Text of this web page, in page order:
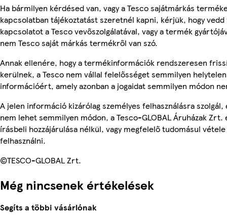
Ha bármilyen kérdésed van, vagy a Tesco sajátmárkás
kapcsolatban tájékoztatást szeretnél kapni, kérjük, hogy vedd
kapcsolatot a Tesco vevőszolgálatával, vagy a termék
nem Tesco saját márkás termékről van szó.
Annak ellenére, hogy a termékinformációk rendszeresen
kerülnek, a Tesco nem vállal felelősséget semmilyen helytelen
információért, amely azonban a jogaidat semmilyen módon
A jelen információ kizárólag személyes felhasználásra szolgál,
nem lehet semmilyen módon, a Tesco-GLOBAL Áruházak Zrt.
írásbeli hozzájárulása nélkül, vagy megfelelő tudomásul
felhasználni.
©TESCO-GLOBAL Zrt.
Még nincsenek értékelések
Segíts a többi vásárlónak